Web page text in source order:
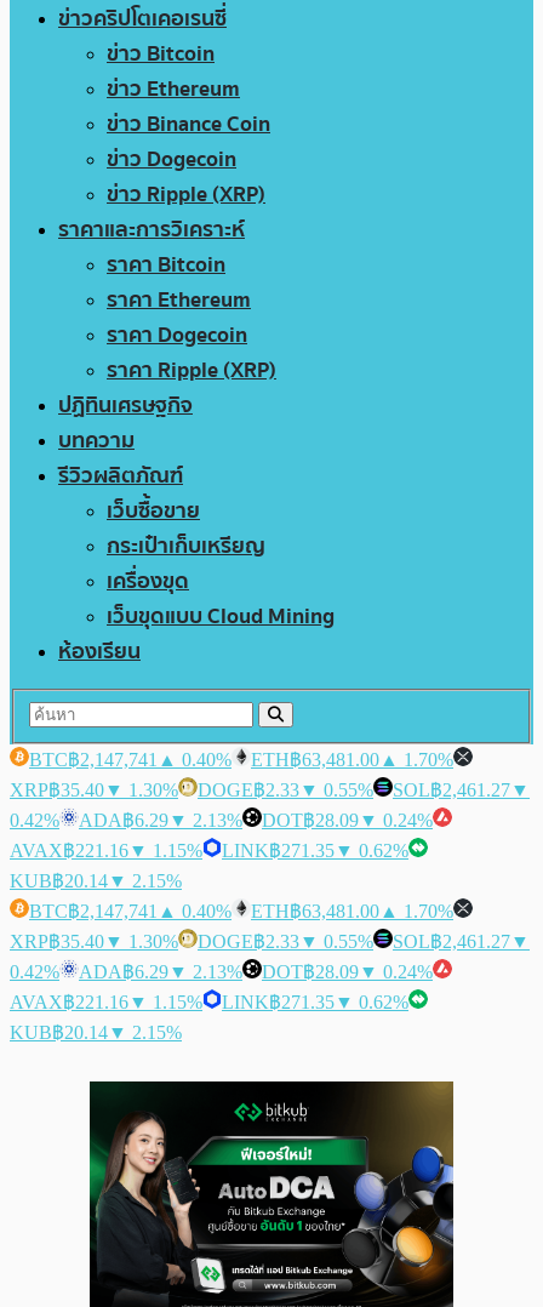
ข่าวคริปโตเคอเรนซี่
ข่าว Bitcoin
ข่าว Ethereum
ข่าว Binance Coin
ข่าว Dogecoin
ข่าว Ripple (XRP)
ราคาและการวิเคราะห์
ราคา Bitcoin
ราคา Ethereum
ราคา Dogecoin
ราคา Ripple (XRP)
ปฏิทินเศรษฐกิจ
บทความ
รีวิวผลิตภัณฑ์
เว็บซื้อขาย
กระเป๋าเก็บเหรียญ
เครื่องขุด
เว็บขุดแบบ Cloud Mining
ห้องเรียน
BTC฿2,147,741 ▲ 0.40% ETH฿63,481.00 ▲ 1.70%
XRP฿35.40▼ 1.30% DOGE฿2.33▼ 0.55% SOL฿2,461.27▼
0.42%
ADA฿6.29▼ 2.13% DOT฿28.09▼ 0.24%
AVAX฿221.16▼ 1.15% LINK฿271.35▼ 0.62%
KUB฿20.14▼ 2.15%
BTC฿2,147,741 ▲ 0.40% ETH฿63,481.00 ▲ 1.70%
XRP฿35.40▼ 1.30% DOGE฿2.33▼ 0.55% SOL฿2,461.27▼
0.42%
ADA฿6.29▼ 2.13% DOT฿28.09▼ 0.24%
AVAX฿221.16▼ 1.15% LINK฿271.35▼ 0.62%
KUB฿20.14▼ 2.15%